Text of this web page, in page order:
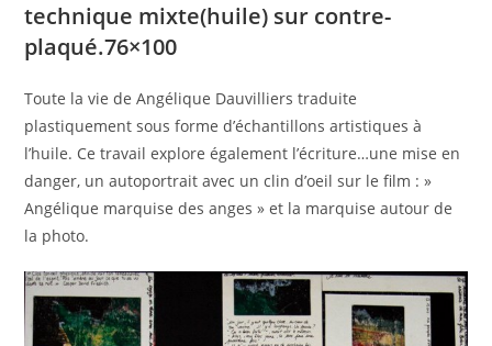
technique mixte(huile) sur contre-
plaqué.76×100
Toute la vie de Angélique Dauvilliers traduite
plastiquement sous forme d’échantillons artistiques à
l’huile. Ce travail explore également l’écriture…une mise en
danger, un autoportrait avec un clin d’oeil sur le film : »
Angélique marquise des anges » et la marquise autour de
la photo.